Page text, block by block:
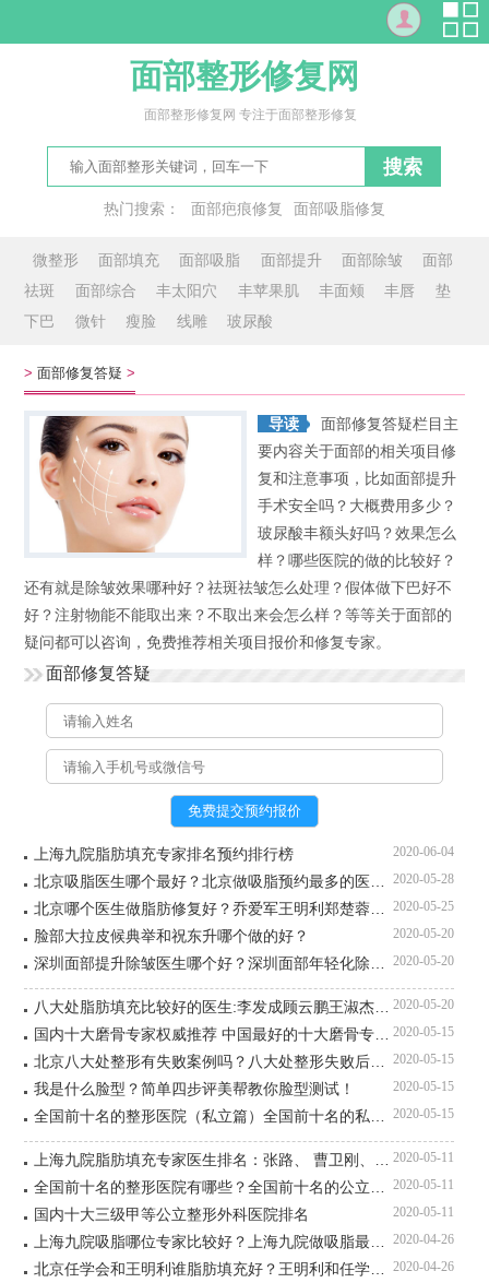
面部整形修复网
面部整形修复网 专注于面部整形修复
搜索
热门搜索： 面部疤痕修复
面部吸脂修复
微整形
面部填充 面部吸脂 面部提升 面部除皱
面部
祛斑
面部综合 丰太阳穴 丰苹果肌 丰面颊 丰唇
垫
下巴
微针 瘦脸 线雕 玻尿酸
>面部修复答疑 >
导读
面部修复答疑栏目主
要内容关于面部的相关项目修
复和注意事项，比如面部提升
手术安全吗？大概费用多少？
玻尿酸丰额头好吗？效果怎么
样？哪些医院的做的比较好？
还有就是除皱效果哪种好？祛斑祛皱怎么处理？假体做下巴好不
好？注射物能不能取出来？不取出来会怎么样？等等关于面部的
疑问都可以咨询，免费推荐相关项目报价和修复专家。
面部修复答疑
2020-06-04
上海九院脂肪填充专家排名预约排行榜
2020-05-28
2020-05-25
2020-05-20
脸部大拉皮候典举和祝东升哪个做的好？
2020-05-20
2020-05-20
2020-05-15
2020-05-15
2020-05-15
我是什么脸型？简单四步评美帮教你脸型测试！
2020-05-15
2020-05-11
2020-05-11
2020-05-11
国内十大三级甲等公立整形外科医院排名
2020-04-26
2020-04-26